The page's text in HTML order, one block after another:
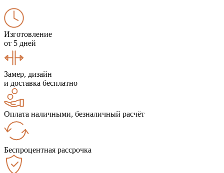
Изготовление
от 5 дней
Замер, дизайн
и доставка бесплатно
Оплата наличными, безналичный расчёт
Беспроцентная рассрочка